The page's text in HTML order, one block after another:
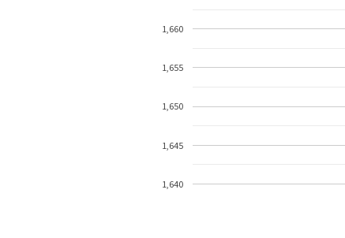
1,640
1,645
1,650
1,655
1,660